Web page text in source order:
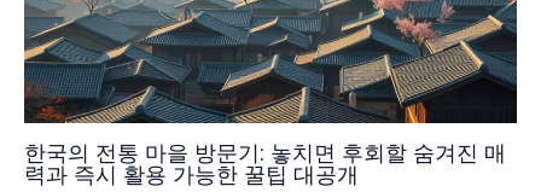
한국의 전통 마을 방문기: 놓치면 후회할 숨겨진 매
력과 즉시 활용 가능한 꿀팁 대공개